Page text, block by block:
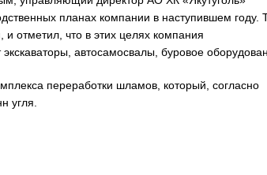
планах компании в наступившем году.
отметил, что в этих целях компания
автосамосвалы, буровое
переработки шламов, который, согласно
угля.